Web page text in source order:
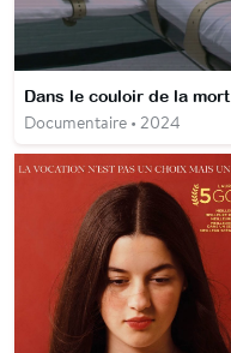
Dans le couloir de la mort
Documentaire • 2024